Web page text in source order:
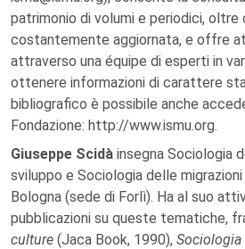
patrimonio di volumi e periodici, oltre
costantemente aggiornata, e offre
attraverso una équipe di esperti in
ottenere informazioni di carattere
bibliografico è possibile anche
Fondazione: http://www.ismu.org.
Giuseppe Scidà insegna Sociologia
sviluppo e Sociologia delle
Bologna (sede di Forlì). Ha al suo
pubblicazioni su queste tematiche,
culture (Jaca Book, 1990),